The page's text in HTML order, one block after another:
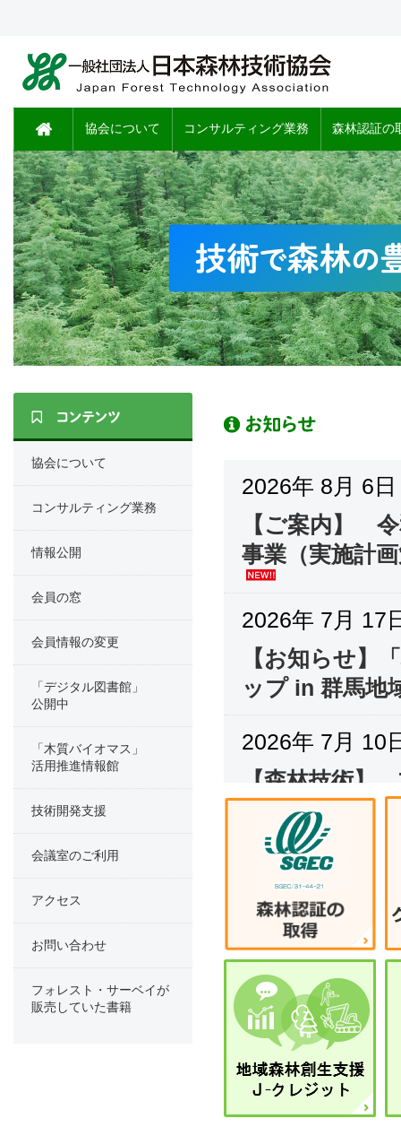
協会について コンサルティング業務 森林認証の
2026年 8月 6日
【ご案内】
事業（実施計
2026年 7月 17
【お知らせ】
ップ in 群馬地
2026年 7月 10
【森林技術】
2026年 7月 1日
協会職員が小
する論文を発
2026年 6月 26
木材生産に関
実施します
2026年 6月 23
【ご案内】 令
協会について
コンサルティング業務
情報公開
会員の窓
会員情報の変更
「デジタル図書館」
公開中
「木質バイオマス」
活用推進情報館
技術開発支援
会議室のご利用
アクセス
お問い合わせ
フォレスト・サーベイが
販売していた書籍